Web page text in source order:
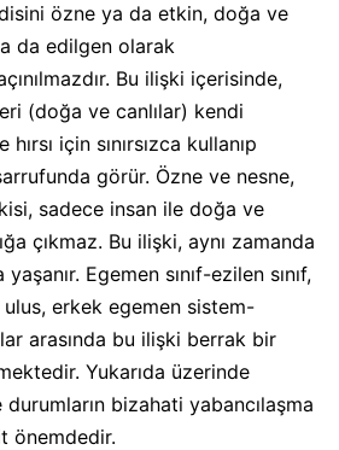
özne ya da etkin, doğa ve
da edilgen olarak
Bu ilişki içerisinde,
(doğa ve canlılar) kendi
için sınırsızca kullanıp
görür. Özne ve nesne,
sadece insan ile doğa ve
çıkmaz. Bu ilişki, aynı zamanda
Egemen sınıf-ezilen sınıf,
erkek egemen sistem-
arasında bu ilişki berrak bir
Yukarıda üzerinde
bizahati yabancılaşma
önemdedir.